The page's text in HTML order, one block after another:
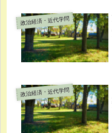
政治経済・近代学問
政治経済・近代学問